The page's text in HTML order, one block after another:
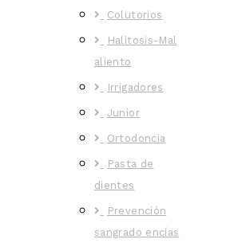
Colutorios
Halitosis-Mal
aliento
Irrigadores
Junior
Ortodoncia
Pasta de
dientes
Prevención
sangrado encías